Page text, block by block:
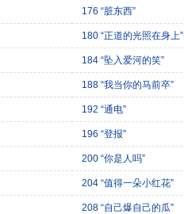
176 “脏东西”
180 “正道的光照在身上”
184 “坠入爱河的笑”
188 “我当你的马前卒”
192 “通电”
196 “登报”
200 “你是人吗”
204 “值得一朵小红花”
208 “自己爆自己的瓜”